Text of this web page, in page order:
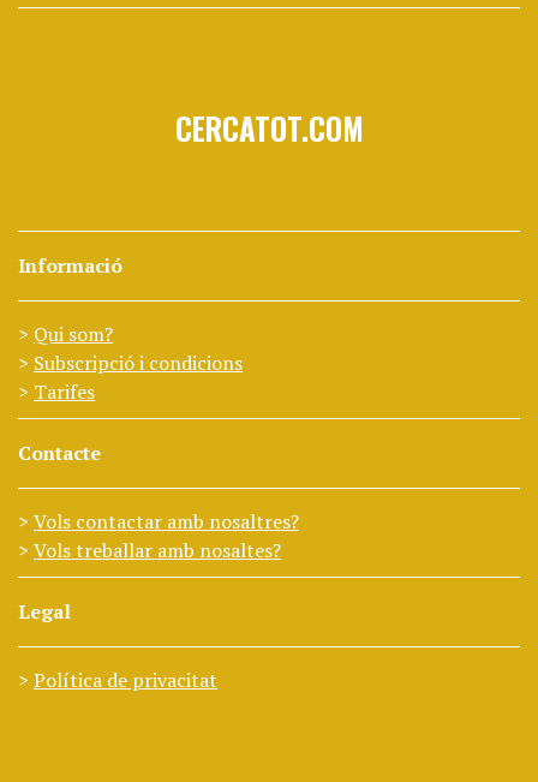
CERCATOT.COM
Informació
Qui som?
Subscripció i condicions
Tarifes
Contacte
Vols contactar amb nosaltres?
Vols treballar amb nosaltes?
Legal
Política de privacitat